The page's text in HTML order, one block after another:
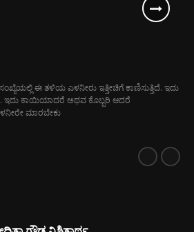
ಈ ತಳಿಯ ಎಳನೀರು ಇತ್ತೀಚಿಗೆ ಕಾಣಿಸುತ್ತಿದೆ. ಇದು
ಇದು ಕಾಯಿಯಾದರೆ ಅಥವ ಕೊಬ್ಬರಿ ಆದರೆ
ಮಾರಬೇಕು